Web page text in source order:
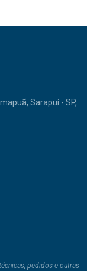
Sarapuí - SP,
pedidos e outras